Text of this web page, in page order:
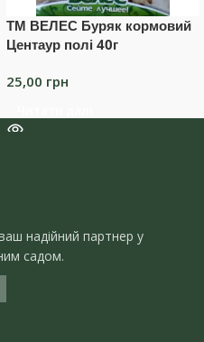
ТМ ВЕЛЕС Буряк кормовий
Центаур полі 40г
25,00 грн
надійний партнер у
садом.